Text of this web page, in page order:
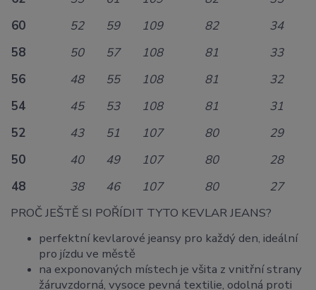
60
52 59 109 82
34
58
50 57 108 81
33
56
48 55 108 81
32
54
45 53 108 81
31
52
43 51 107 80
29
50
40 49 107 80
28
48
38 46 107 80
27
PROČ JEŠTĚ SI POŘÍDIT TYTO KEVLAR JEANS?
perfektní kevlarové jeansy pro každý den, ideální
pro jízdu ve městě
na exponovaných místech je všita z vnitřní strany
žáruvzdorná, vysoce pevná textilie, odolná proti